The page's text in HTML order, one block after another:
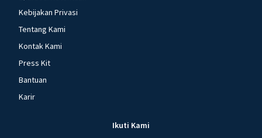
Kebijakan Privasi
Tentang Kami
Kontak Kami
Press Kit
Bantuan
Karir
Ikuti Kami